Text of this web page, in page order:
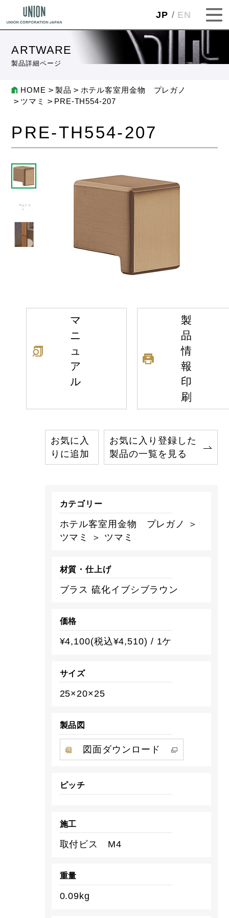
JP EN
ARTWARE
製品詳細ページ
HOME 製品
ホテル客室用金物 プレガノ
ツマミ
PRE-TH554-207
PRE-TH554-207
マ
ニ
ュ
ア
ル
製
品
情
報
印
刷
お気に入
りに追加
お気に入り登録した
製品の一覧を見る
カテゴリー
ホテル客室用金物 プレガノ ＞
ツマミ ＞ ツマミ
材質・仕上げ
ブラス 硫化イブシブラウン
価格
¥4,100(税込¥4,510) / 1ケ
サイズ
25×20×25
製品図
図面ダウンロード
ピッチ
施工
取付ビス M4
重量
0.09kg